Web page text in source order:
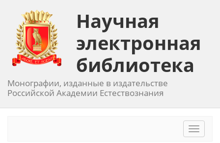
Научная
электронная
библиотека
Монографии, изданные в издательстве
Российской Академии Естествознания
Toggle